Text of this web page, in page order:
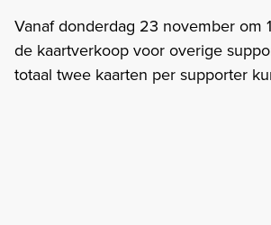
Vanaf donderdag 23 november om
de kaartverkoop voor overige
totaal twee kaarten per supporter